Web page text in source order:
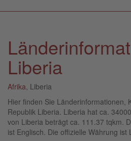
Liberia
Afrika , Liberia
Hier finden Sie Länderinformationen,
Republik Liberia. Liberia hat ca.
von Liberia beträgt ca. 111.37 tqkm.
ist Englisch. Die offizielle Währung ist